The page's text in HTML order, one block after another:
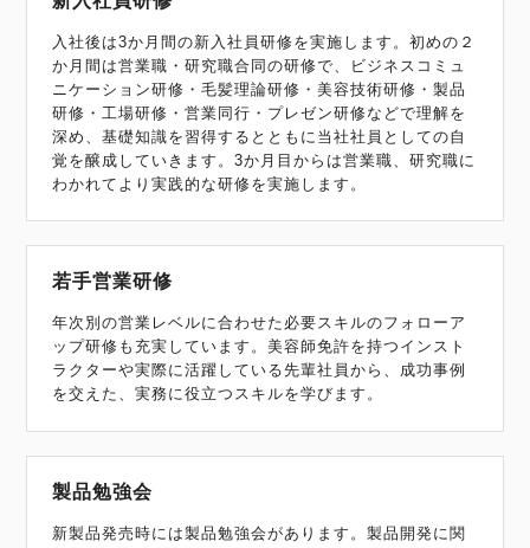
入社後は3か月間の新入社員研修を実施します。初めの２
か月間は営業職・研究職合同の研修で、ビジネスコミュ
ニケーション研修・毛髪理論研修・美容技術研修・製品
研修・工場研修・営業同行・プレゼン研修などで理解を
深め、基礎知識を習得するとともに当社社員としての自
覚を醸成していきます。3か月目からは営業職、研究職に
わかれてより実践的な研修を実施します。
若手営業研修
年次別の営業レベルに合わせた必要スキルのフォローア
ップ研修も充実しています。美容師免許を持つインスト
ラクターや実際に活躍している先輩社員から、成功事例
を交えた、実務に役立つスキルを学びます。
製品勉強会
新製品発売時には製品勉強会があります。製品開発に関